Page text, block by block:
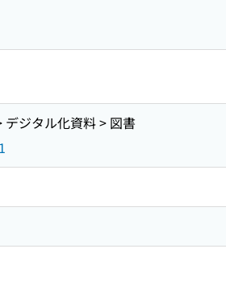
ジタル化資料 > 図書